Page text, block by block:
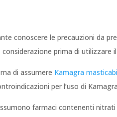
conoscere le precauzioni da
prima di utilizzare
di assumere Kamagra
per l’uso di
farmaci contenenti